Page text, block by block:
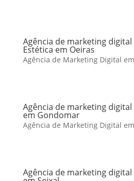
Agência de marketing
Estética em Oeiras
Agência de Marketing Digital
Agência de marketing
em Gondomar
Agência de Marketing Digital
Agência de marketing